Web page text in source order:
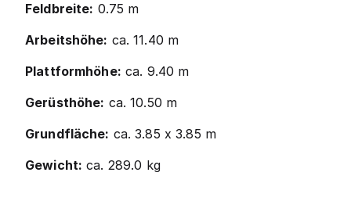
Feldbreite: 0.75 m
Arbeitshöhe: ca. 11.40 m
Plattformhöhe: ca. 9.40 m
Gerüsthöhe: ca. 10.50 m
Grundfläche: ca. 3.85 x 3.85 m
Gewicht: ca. 289.0 kg